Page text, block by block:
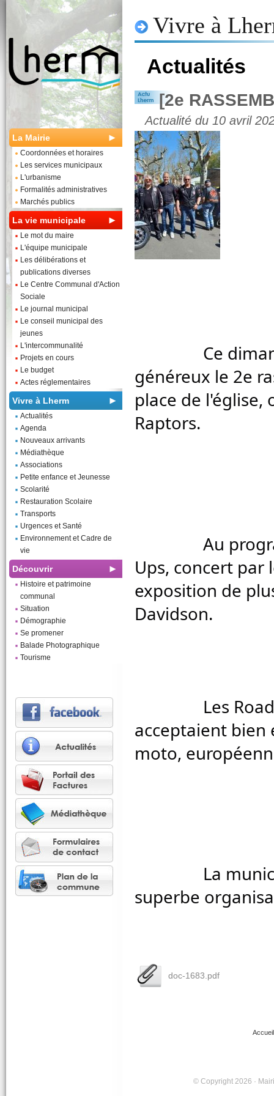
La Mairie
Coordonnées et horaires
Les services municipaux
L'urbanisme
Formalités administratives
Marchés publics
La vie municipale
Le mot du maire
L'équipe municipale
Les délibérations et
publications diverses
Le Centre Communal d'Action
Sociale
Le journal municipal
Le conseil municipal des
jeunes
L'intercommunalité
Projets en cours
Le budget
Actes réglementaires
Vivre à Lherm
Actualités
Agenda
Nouveaux arrivants
Médiathèque
Associations
Petite enfance et Jeunesse
Scolarité
Restauration Scolaire
Transports
Urgences et Santé
Environnement et Cadre de
vie
Découvrir
Histoire et patrimoine
communal
Situation
Démographie
Se promener
Balade Photographique
Tourisme
Vivre à
Actualités
[2e
Actualité du 10 avril
généreux le 2e
place de l'église,
Raptors.
Ups, concert par
exposition de
Davidson.
acceptaient bien
moto,
superbe
doc-1683.pdf
Accueil
© Copyright 2026 ·